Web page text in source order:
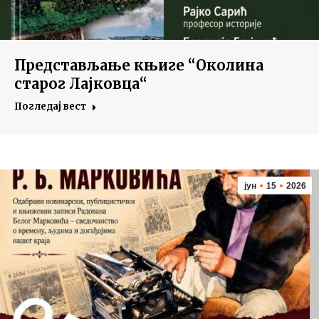
Представљање књиге “Околина
старог Лајковца“
Погледај вест
јун 15 2026